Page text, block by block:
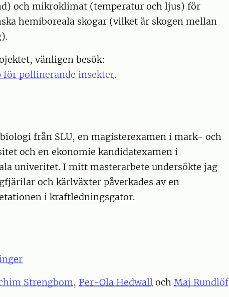
och mikroklimat (temperatur och ljus) för
hemiboreala skogar (vilket är skogen mellan
vänligen besök:
för pollinerande insekter.
från SLU, en magisterexamen i mark- och
och en ekonomie kandidatexamen i
univeritet. I mitt masterarbete undersökte jag
och kärlväxter påverkades av en
i kraftledningsgator.
Strengbom, Per-Ola Hedwall och Maj Rundlöf